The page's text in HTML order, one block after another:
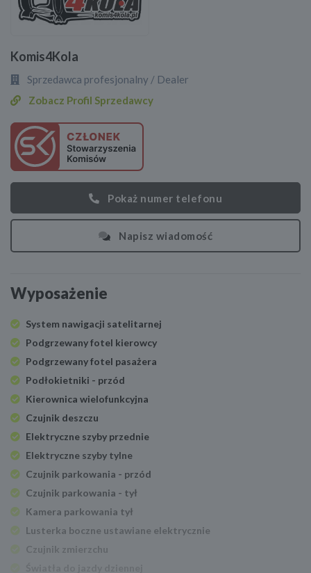
Komis4Kola
Sprzedawca profesjonalny / Dealer
Zobacz Profil Sprzedawcy
Pokaż numer telefonu
Napisz wiadomość
Wyposażenie
System nawigacji satelitarnej
Podgrzewany fotel kierowcy
Podgrzewany fotel pasażera
Podłokietniki - przód
Kierownica wielofunkcyjna
Czujnik deszczu
Elektryczne szyby przednie
Elektryczne szyby tylne
Czujnik parkowania - przód
Czujnik parkowania - tył
Kamera parkowania tył
Lusterka boczne ustawiane elektrycznie
Czujnik zmierzchu